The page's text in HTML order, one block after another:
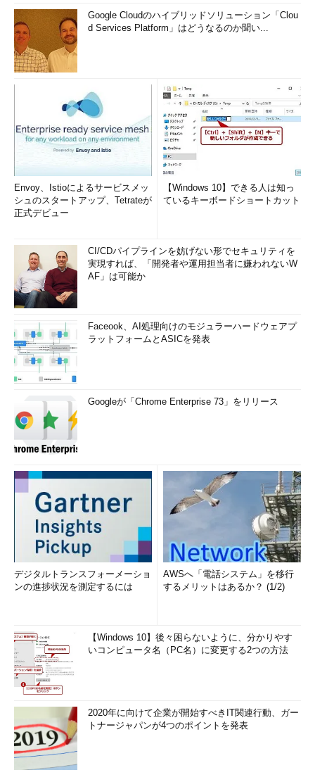
Google Cloudのハイブリッドソリューション「Clou
d Services Platform」はどうなるのか聞い...
Envoy、Istioによるサービスメッ
シュのスタートアップ、Tetrateが
正式デビュー
【Windows 10】できる人は知っ
ているキーボードショートカット
CI/CDパイプラインを妨げない形でセキュリティを
実現すれば、「開発者や運用担当者に嫌われないW
AF」は可能か
Faceook、AI処理向けのモジュラーハードウェアプ
ラットフォームとASICを発表
Googleが「Chrome Enterprise 73」をリリース
デジタルトランスフォーメーショ
ンの進捗状況を測定するには
AWSへ「電話システム」を移行
するメリットはあるか？ (1/2)
【Windows 10】後々困らないように、分かりやす
いコンピュータ名（PC名）に変更する2つの方法
2020年に向けて企業が開始すべきIT関連行動、ガー
トナージャパンが4つのポイントを発表